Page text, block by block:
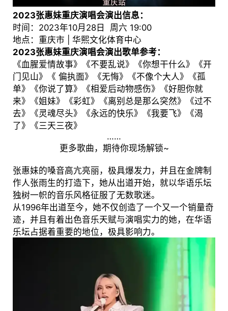
2023张惠妹重庆演唱会演出信息：
时间：2023年10月28日 周六 19:00
地点：重庆市 | 华熙文化体育中心
2023张惠妹重庆演唱会演出歌单参考：
《血腥爱情故事》《不要乱说》《你想干什么》《开
门见山》《 偏执面》《无悔》《不像个大人》《孤
单》《你说了算》《相爱后动物感伤》《好胆你就
来》《姐妹》《彩虹》《离别总是那么突然》《过不
去》《灵魂尽头》《永远的快乐》《我要飞》《渴
了》《三天三夜》
……
更多歌曲，期待你现场解锁~
张惠妹的嗓音高亢亮丽，极具爆发力，并且在金牌制
作人张雨生的打造下，她从出道开始，就以华语乐坛
独树一帜的音乐风格征服了无数歌迷。
从1996年出道至今，她不仅创造了一个又一个销量奇
迹，并且有着出色音乐天赋与演唱实力的她，在华语
乐坛占据着重要的地位，极具影响力。